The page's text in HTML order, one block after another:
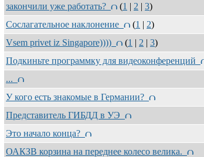
закончили уже работать?
(1 | 2 | 3)
Сослагательное наклонение
(1 | 2)
Vsem privet iz Singapore))))
(1 | 2 | 3)
Подкиньте программку для видеоконференций
...
У кого есть знакомые в Германии?
Представитель ГИБДД в УЭ
Это начало конца?
ОАКЗВ корзина на переднее колесо велика.